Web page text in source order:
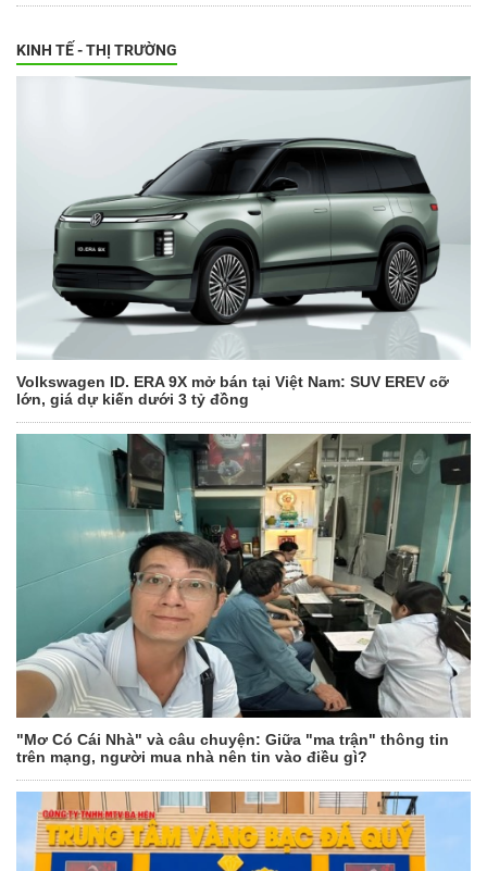
KINH TẾ - THỊ TRƯỜNG
Volkswagen ID. ERA 9X mở bán tại Việt Nam: SUV EREV cỡ
lớn, giá dự kiến dưới 3 tỷ đồng
"Mơ Có Cái Nhà" và câu chuyện: Giữa "ma trận" thông tin
trên mạng, người mua nhà nên tin vào điều gì?